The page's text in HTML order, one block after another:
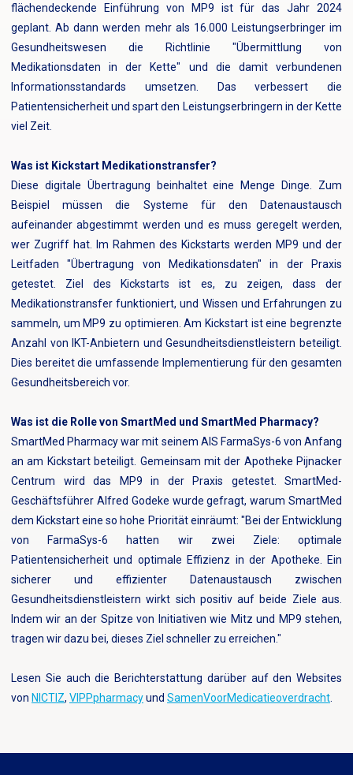
flächendeckende Einführung von MP9 ist für das Jahr 2024
geplant. Ab dann werden mehr als 16.000 Leistungserbringer im
Gesundheitswesen die Richtlinie "Übermittlung von
Medikationsdaten in der Kette" und die damit verbundenen
Informationsstandards umsetzen. Das verbessert die
Patientensicherheit und spart den Leistungserbringern in der Kette
viel Zeit.
Was ist Kickstart Medikationstransfer?
Diese digitale Übertragung beinhaltet eine Menge Dinge. Zum
Beispiel müssen die Systeme für den Datenaustausch
aufeinander abgestimmt werden und es muss geregelt werden,
wer Zugriff hat. Im Rahmen des Kickstarts werden MP9 und der
Leitfaden "Übertragung von Medikationsdaten" in der Praxis
getestet. Ziel des Kickstarts ist es, zu zeigen, dass der
Medikationstransfer funktioniert, und Wissen und Erfahrungen zu
sammeln, um MP9 zu optimieren. Am Kickstart ist eine begrenzte
Anzahl von IKT-Anbietern und Gesundheitsdienstleistern beteiligt.
Dies bereitet die umfassende Implementierung für den gesamten
Gesundheitsbereich vor.
Was ist die Rolle von SmartMed und SmartMed Pharmacy?
SmartMed Pharmacy war mit seinem AIS FarmaSys-6 von Anfang
an am Kickstart beteiligt. Gemeinsam mit der Apotheke Pijnacker
Centrum wird das MP9 in der Praxis getestet. SmartMed-
Geschäftsführer Alfred Godeke wurde gefragt, warum SmartMed
dem Kickstart eine so hohe Priorität einräumt: "Bei der Entwicklung
von FarmaSys-6 hatten wir zwei Ziele: optimale
Patientensicherheit und optimale Effizienz in der Apotheke. Ein
sicherer und effizienter Datenaustausch zwischen
Gesundheitsdienstleistern wirkt sich positiv auf beide Ziele aus.
Indem wir an der Spitze von Initiativen wie Mitz und MP9 stehen,
tragen wir dazu bei, dieses Ziel schneller zu erreichen."
Lesen Sie auch die Berichterstattung darüber auf den Websites
von NICTIZ, VIPPpharmacyund SamenVoorMedicatieoverdracht